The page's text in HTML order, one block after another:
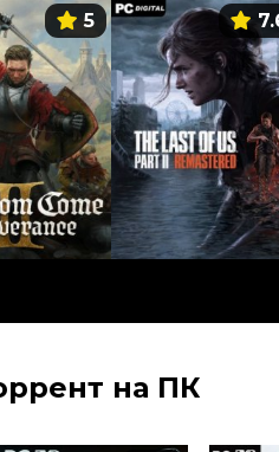
5
на ПК